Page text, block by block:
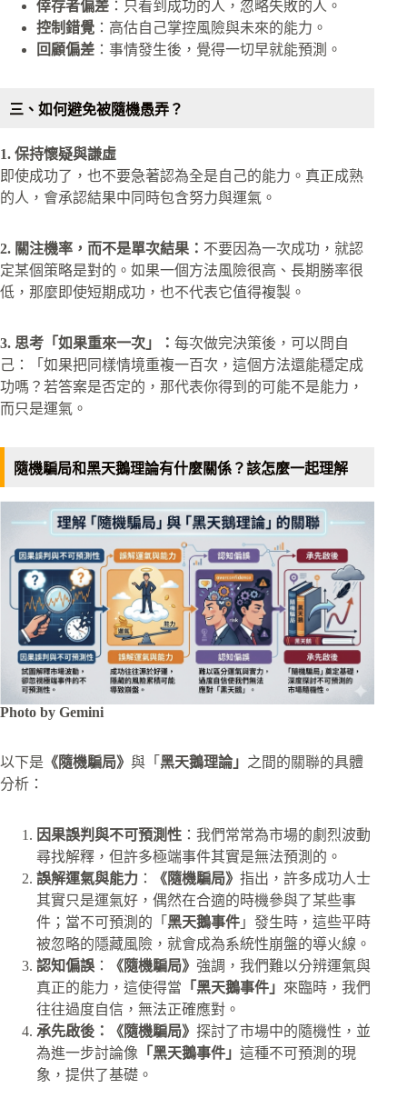
倖存者偏差 ：只看到成功的人，忽略失敗的人。
控制錯覺 ：高估自己掌控風險與未來的能力。
回顧偏差 ：事情發生後，覺得一切早就能預測。
三、如何避免被隨機愚弄？
1. 保持懷疑與謙虛
即使成功了，也不要急著認為全是自己的能力。真正成熟
的人，會承認結果中同時包含努力與運氣。
2. 關注機率，而不是單次結果： 不要因為一次成功，就認
定某個策略是對的。如果一個方法風險很高、長期勝率很
低，那麼即使短期成功，也不代表它值得複製。
3. 思考「如果重來一次」： 每次做完決策後，可以問自
己：「如果把同樣情境重複一百次，這個方法還能穩定成
功嗎？若答案是否定的，那代表你得到的可能不是能力，
而只是運氣。
隨機騙局和黑天鵝理論有什麼關係？該怎麼一起理解
Photo by Gemini
以下是 《隨機騙局》 與「 黑天鵝理論」 之間的關聯的具體
分析：
因果誤判與不可預測性 ：我們常常為市場的劇烈波動
尋找解釋，但許多極端事件其實是無法預測的。
誤解運氣與能力 ： 《隨機騙局》 指出，許多成功人士
其實只是運氣好，偶然在合適的時機參與了某些事
件；當不可預測的「 黑天鵝事件 」發生時，這些平時
被忽略的隱藏風險，就會成為系統性崩盤的導火線。
認知偏誤 ： 《隨機騙局》 強調，我們難以分辨運氣與
真正的能力，這使得當 「黑天鵝事件」 來臨時，我們
往往過度自信，無法正確應對。
承先啟後：《隨機騙局》 探討了市場中的隨機性，並
為進一步討論像 「黑天鵝事件」 這種不可預測的現
象，提供了基礎。